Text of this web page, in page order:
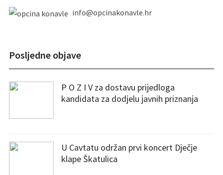
info@opcinakonavle.hr
Posljedne objave
P O Z I V za dostavu prijedloga
kandidata za dodjelu javnih priznanja
U Cavtatu održan prvi koncert Dječje
klape Škatulica